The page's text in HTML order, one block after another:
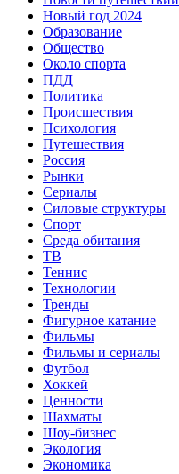
Новый год 2024
Образование
Общество
Около спорта
ПДД
Политика
Происшествия
Психология
Путешествия
Россия
Рынки
Сериалы
Силовые структуры
Спорт
Среда обитания
ТВ
Теннис
Технологии
Тренды
Фигурное катание
Фильмы
Фильмы и сериалы
Футбол
Хоккей
Ценности
Шахматы
Шоу-бизнес
Экология
Экономика